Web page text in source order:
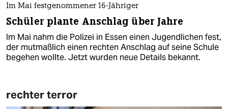
Im Mai festgenommener 16-Jähriger
Schüler plante Anschlag über Jahre
Im Mai nahm die Polizei in Essen einen Jugendlichen fest,
der mutmaßlich einen rechten Anschlag auf seine Schule
begehen wollte. Jetzt wurden neue Details bekannt.
rechter terror